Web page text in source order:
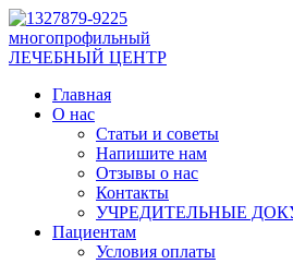
многопрофильный
ЛЕЧЕБНЫЙ ЦЕНТР
Главная
О нас
Статьи и советы
Напишите нам
Отзывы о нас
Контакты
УЧРЕДИТЕЛЬНЫЕ
Пациентам
Условия оплаты